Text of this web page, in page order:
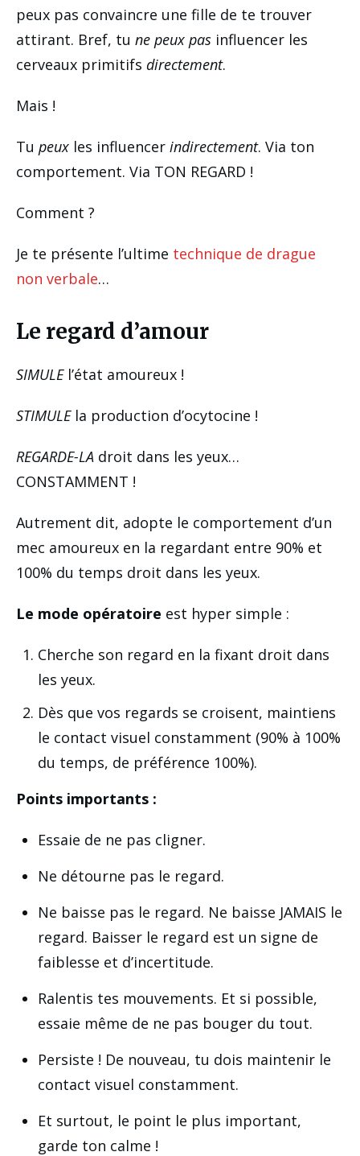
peux pas convaincre une fille de te trouver
attirant. Bref, tu ne peux pas influencer les
cerveaux primitifs directement.
Mais !
Tu peux les influencer indirectement. Via ton
comportement. Via TON REGARD !
Comment ?
Je te présente l’ultime technique de drague
non verbale…
Le regard d’amour
SIMULEl’état amoureux !
STIMULEla production d’ocytocine !
REGARDE-LA droit dans les yeux…
CONSTAMMENT !
Autrement dit, adopte le comportement d’un
mec amoureux en la regardant entre 90% et
100% du temps droit dans les yeux.
Le mode opératoire est hyper simple :
Cherche son regard en la fixant droit dans
les yeux.
Dès que vos regards se croisent, maintiens
le contact visuel constamment (90% à 100%
du temps, de préférence 100%).
Points importants :
Essaie de ne pas cligner.
Ne détourne pas le regard.
Ne baisse pas le regard. Ne baisse JAMAIS le
regard. Baisser le regard est un signe de
faiblesse et d’incertitude.
Ralentis tes mouvements. Et si possible,
essaie même de ne pas bouger du tout.
Persiste ! De nouveau, tu dois maintenir le
contact visuel constamment.
Et surtout, le point le plus important,
garde ton calme !